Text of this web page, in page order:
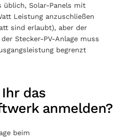
üblich, Solar-Panels mit
Leistung anzuschließen
sind erlaubt), aber der
Stecker-PV-Anlage muss
begrenzt
das
anmelden?
beim